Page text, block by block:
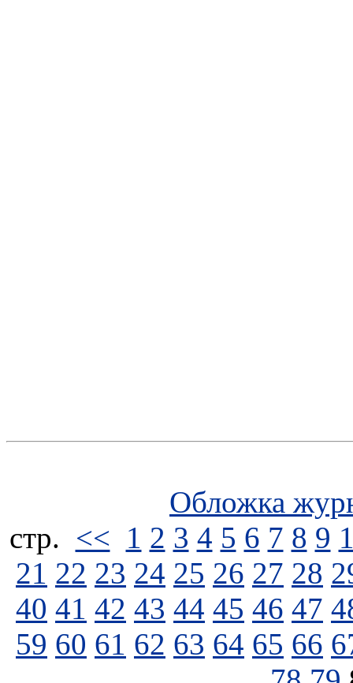
Обложка
стp. << 1 2 3 4 5 6 7 8 9
21 22 23 24 25 26 27 28
40 41 42 43 44 45 46 47
59 60 61 62 63 64 65 66